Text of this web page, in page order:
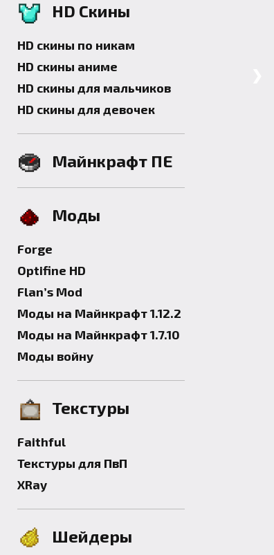
HD Скины
HD скины по никам
HD скины аниме
HD скины для мальчиков
HD скины для девочек
Майнкрафт ПЕ
Моды
Forge
Optifine HD
Flan’s Mod
Моды на Майнкрафт 1.12.2
Моды на Майнкрафт 1.7.10
Моды войну
Текстуры
Faithful
Текстуры для ПвП
XRay
Шейдеры